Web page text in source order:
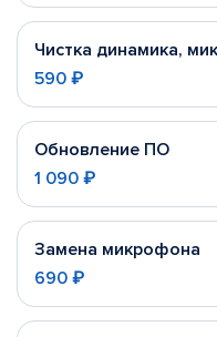
Чистка динамика,
590 ₽
Обновление ПО
1 090 ₽
Замена микрофона
690 ₽